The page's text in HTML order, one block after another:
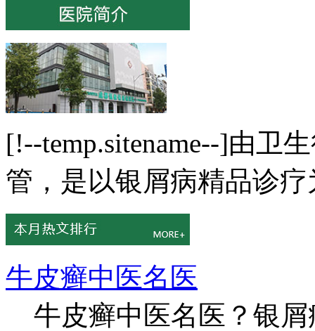
[!--temp.sitename--]由卫
管，是以银屑病精品诊
牛皮癣中医名医
牛皮癣中医名医？银